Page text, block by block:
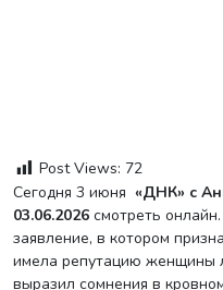
Post Views: 72
Сегодня 3 июня «ДНК» с
03.06.2026 смотреть
заявление, в котором
имела репутацию женщины
выразил сомнения в